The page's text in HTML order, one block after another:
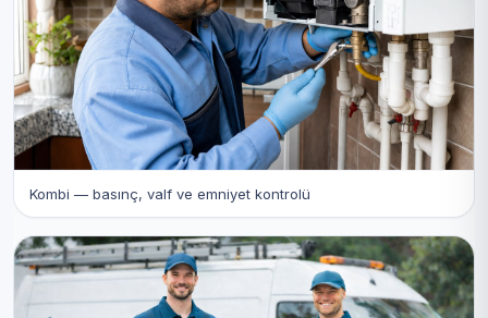
Kombi — basınç, valf ve emniyet kontrolü